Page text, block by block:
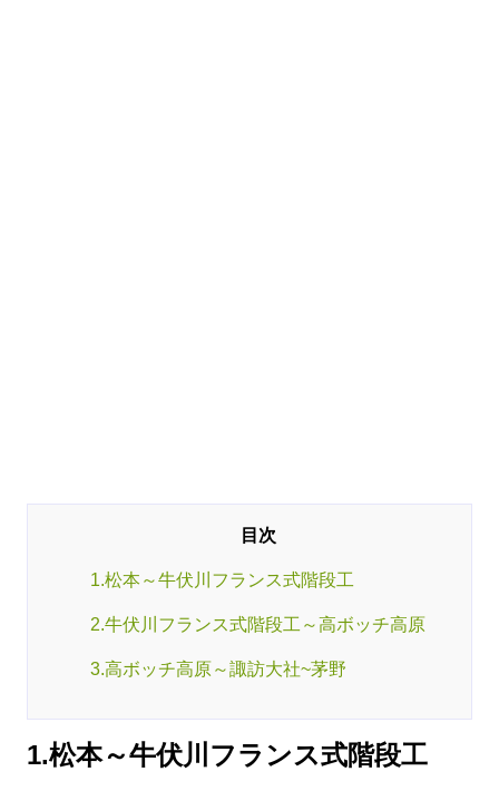
1.松本～牛伏川フランス式階段工
2.牛伏川フランス式階段工～高ボッチ高原
3.高ボッチ高原～諏訪大社~茅野
1.松本～牛伏川フランス式階段工